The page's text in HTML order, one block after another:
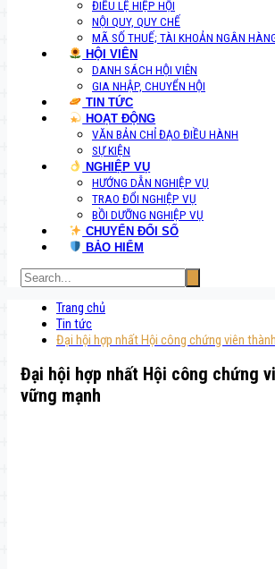
ĐIỀU LỆ HIỆP HỘI
NỘI QUY, QUY CHẾ
MÃ SỐ THUẾ; TÀI KHOẢN NGÂN
HỘI VIÊN
DANH SÁCH HỘI VIÊN
GIA NHẬP, CHUYỂN HỘI
TIN TỨC
HOẠT ĐỘNG
VĂN BẢN CHỈ ĐẠO ĐIỀU HÀNH
SỰ KIỆN
NGHIỆP VỤ
HƯỚNG DẪN NGHIỆP VỤ
TRAO ĐỔI NGHIỆP VỤ
BỒI DƯỠNG NGHIỆP VỤ
CHUYỂN ĐỔI SỐ
BẢO HIỂM
Trang chủ
Tin tức
Đại hội hợp nhất Hội công chứng viên
Đại hội hợp nhất Hội công chứng
vững mạnh